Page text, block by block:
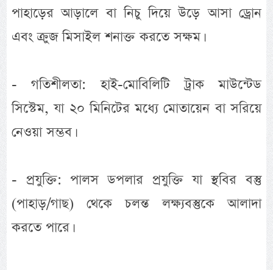
পাহাড়ের আড়ালে বা নিচু দিয়ে উড়ে আসা ড্রোন
এবং ক্রুজ মিসাইল শনাক্ত করতে সক্ষম।
- গতিশীলতা: হাই-মোবিলিটি ট্রাক মাউন্টেড
সিস্টেম, যা ২০ মিনিটের মধ্যে মোতায়েন বা সরিয়ে
নেওয়া সম্ভব।
- প্রযুক্তি: পালস ডপলার প্রযুক্তি যা স্থবির বস্তু
(পাহাড়/গাছ) থেকে চলন্ত লক্ষ্যবস্তুকে আলাদা
করতে পারে।